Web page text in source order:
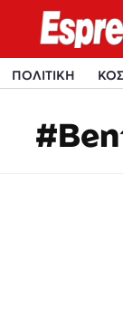
ΠΟΛΙΤΙΚΗ